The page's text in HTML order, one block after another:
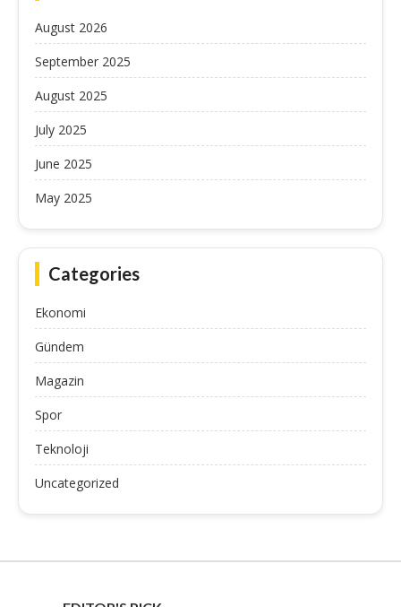
August 2026
September 2025
August 2025
July 2025
June 2025
May 2025
Categories
Ekonomi
Gündem
Magazin
Spor
Teknoloji
Uncategorized